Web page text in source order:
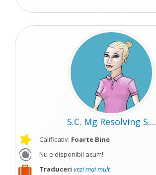
S.C. Mg Resolving S....
Calificativ: Foarte Bine
Nu e disponibil acum!
Traduceri vezi mai mult